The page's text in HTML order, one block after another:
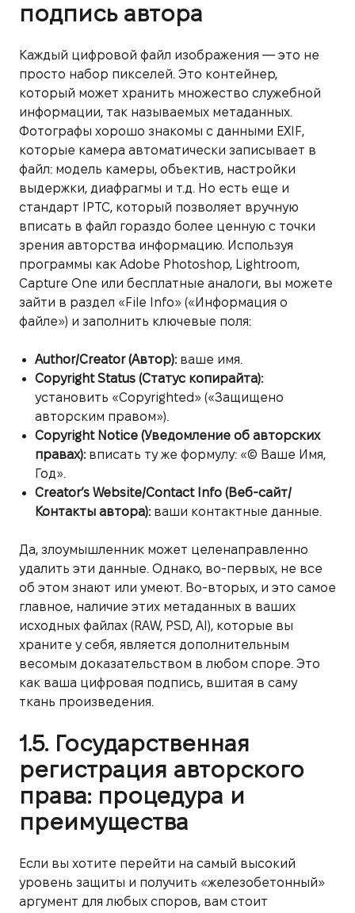
подпись автора
Каждый цифровой файл изображения — это не
просто набор пикселей. Это контейнер,
который может хранить множество служебной
информации, так называемых метаданных.
Фотографы хорошо знакомы с данными EXIF,
которые камера автоматически записывает в
файл: модель камеры, объектив, настройки
выдержки, диафрагмы и т.д. Но есть еще и
стандарт IPTC, который позволяет вручную
вписать в файл гораздо более ценную с точки
зрения авторства информацию. Используя
программы как Adobe Photoshop, Lightroom,
Capture One или бесплатные аналоги, вы можете
зайти в раздел «File Info» («Информация о
файле») и заполнить ключевые поля:
Author/Creator (Автор):ваше имя.
Copyright Status (Статус копирайта):
установить «Copyrighted» («Защищено
авторским правом»).
Copyright Notice (Уведомление об авторских
правах):вписать ту же формулу: «© Ваше Имя,
Год».
Creator’s Website/Contact Info (Веб-сайт/
Контакты автора):ваши контактные данные.
Да, злоумышленник может целенаправленно
удалить эти данные. Однако, во-первых, не все
об этом знают или умеют. Во-вторых, и это самое
главное, наличие этих метаданных в ваших
исходных файлах (RAW, PSD, AI), которые вы
храните у себя, является дополнительным
весомым доказательством в любом споре. Это
как ваша цифровая подпись, вшитая в саму
ткань произведения.
1.5. Государственная
регистрация авторского
права: процедура и
преимущества
Если вы хотите перейти на самый высокий
уровень защиты и получить «железобетонный»
аргумент для любых споров, вам стоит